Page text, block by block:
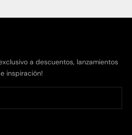
a descuentos, lanzamientos
inspiración!